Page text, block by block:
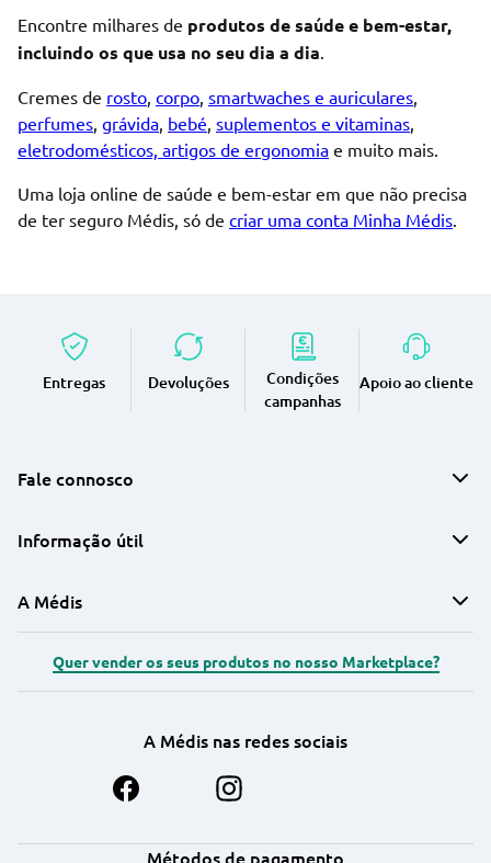
Encontre milhares de produtos de saúde e bem-estar,
incluindo os que usa no seu dia a dia.
Cremes de rosto, corpo, smartwaches e auriculares,
perfumes, grávida, bebé, suplementos e vitaminas,
eletrodomésticos, artigos de ergonomia e muito mais.
Uma loja online de saúde e bem-estar em que não precisa
de ter seguro Médis, só de criar uma conta Minha Médis.
Entregas Devoluções
Condições
campanhas
Apoio ao cliente
Fale connosco
Informação útil
A Médis
Quer vender os seus produtos no nosso Marketplace?
A Médis nas redes sociais
Métodos de pagamento